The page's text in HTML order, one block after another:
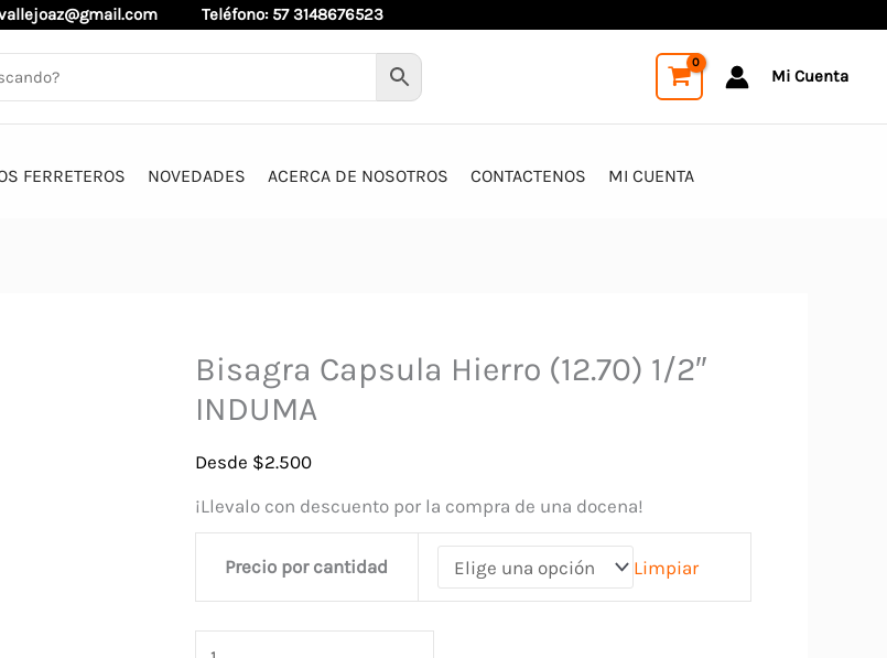
Teléfono: 57 3148676523
Mi Cuenta
FERRETEROS NOVEDADES ACERCA DE NOSOTROS CONTACTENOS MI CUENTA
Bisagra Capsula Hierro (12.70) 1/2″
INDUMA
Desde $2.500
¡Llevalo con descuento por la compra de una docena!
Precio por cantidad Limpiar